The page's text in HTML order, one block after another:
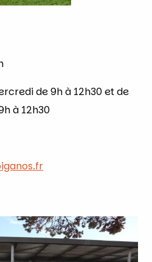
de 9h à 12h30 et de
à 12h30